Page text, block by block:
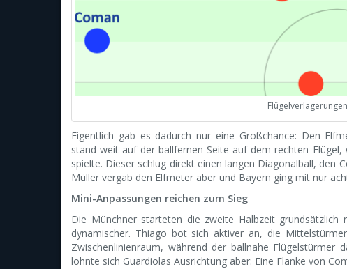
Eigentlich gab es dadurch nur eine Großchance: Den
stand weit auf der ballfernen Seite auf dem rechten
spielte. Dieser schlug direkt einen langen Diagonalball, den
Müller vergab den Elfmeter aber und Bayern ging mit nur
Mini-Anpassungen reichen zum Sieg
Die Münchner starteten die zweite Halbzeit
dynamischer. Thiago bot sich aktiver an, die
Zwischenlinienraum, während der ballnahe
lohnte sich Guardiolas Ausrichtung aber: Eine Flanke von